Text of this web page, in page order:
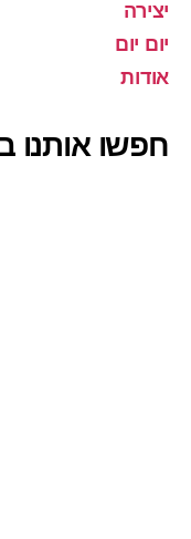
יצירה
יום יום
אודות
חפשו אותנו